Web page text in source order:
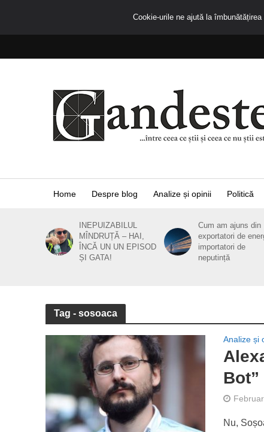
Home Despre blog Analize și opinii Politică
INEPUIZABILUL
MÎNDRUȚĂ – HAI,
ÎNCĂ UN UN EPISOD
ȘI GATA!
Cum am ajuns din
exportatori de
importatori de
neputință
Tag - sosoaca
Analize și
Bot”
Nu,
Cookie-urile ne ajută la